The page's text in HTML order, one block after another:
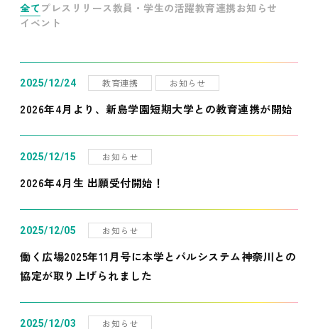
全て プレスリリース教員・学生の活躍教育連携お知らせ
イベント
2025/12/24 教育連携 お知らせ
2026年4月より、新島学園短期大学との教育連携が開始
2025/12/15 お知らせ
2026年4月生 出願受付開始！
2025/12/05 お知らせ
働く広場2025年11月号に本学とパルシステム神奈川との
協定が取り上げられました
2025/12/03 お知らせ